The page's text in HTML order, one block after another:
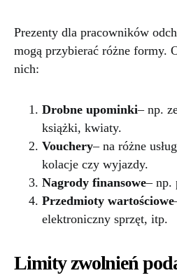
Prezenty dla pracowników
mogą przybierać różne formy.
nich:
Drobne upominki– np.
książki, kwiaty.
Vouchery– na różne
kolacje czy wyjazdy.
Nagrody finansowe– np.
Przedmioty wartościowe
elektroniczny sprzęt, itp.
Limity zwolnień